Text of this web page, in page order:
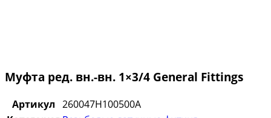
Муфта ред. вн.-вн. 1×3/4 General Fittings
Артикул 260047H100500A